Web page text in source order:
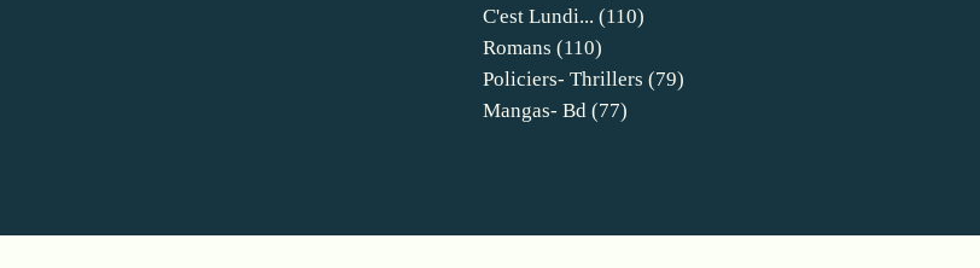
C'est Lundi... (110)
Romans (110)
Policiers- Thrillers (79)
Mangas- Bd (77)